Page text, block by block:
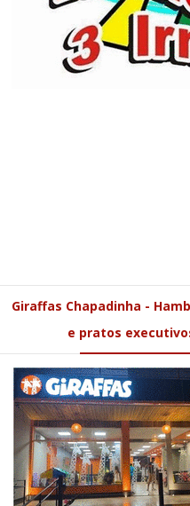
Giraffas Chapadinha -
e pratos